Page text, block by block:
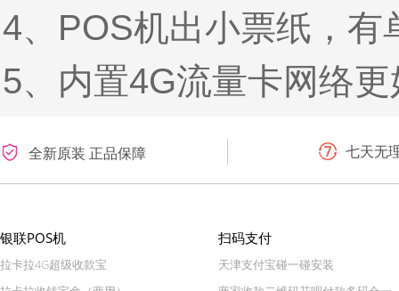
4、POS机出小票纸，有
5、内置4G流量卡网络
全新原装 正品保障 七天无
银联POS机
拉卡拉4G超级收款宝
扫码支付
天津支付宝碰一碰安装